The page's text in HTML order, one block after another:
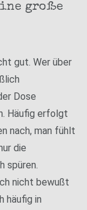
große
gut. Wer über
Dose
Häufig erfolgt
nach, man fühlt
die
spüren.
nicht bewußt
häufig in